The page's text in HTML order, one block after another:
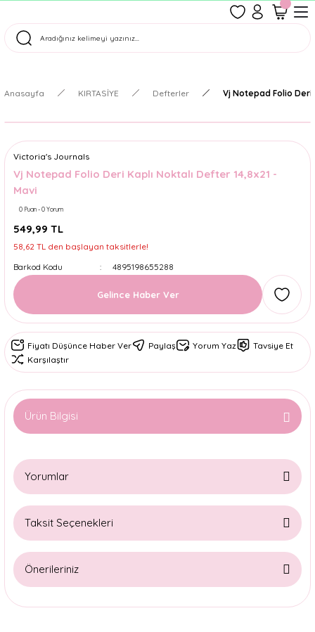
Tüm Siparişler Aynı Gün Kargoda!
Anasayfa KIRTASİYE Defterler Vj Notepad Folio Deri
Victoria's Journals
Vj Notepad Folio Deri Kaplı Noktalı Defter 14,8x21 -
Mavi
0 Puan - 0 Yorum
549,99 TL
58,62 TL den başlayan taksitlerle!
Barkod Kodu
4895198655288
Gelince Haber Ver
Fiyatı Düşünce Haber Ver Paylaş Yorum Yaz
Tavsiye Et
Karşılaştır
Ürün Bilgisi
Yorumlar
Taksit Seçenekleri
Önerileriniz
Bu ürünün fiyat bilgisi, resim, ürün açıklamalarında ve diğer